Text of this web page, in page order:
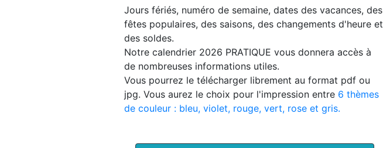
Jours fériés, numéro de semaine, dates des vacances, des
fêtes populaires, des saisons, des changements d'heure et
des soldes.
Notre calendrier 2026 PRATIQUE vous donnera accès à
de nombreuses informations utiles.
Vous pourrez le télécharger librement au format pdf ou
jpg. Vous aurez le choix pour l'impression entre 6 thèmes
de couleur : bleu, violet, rouge, vert, rose et gris.